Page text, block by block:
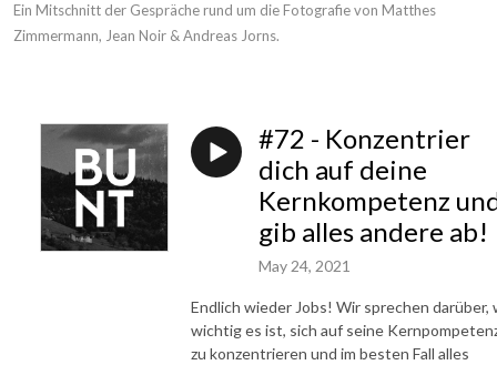
Ein Mitschnitt der Gespräche rund um die Fotografie von Matthes
Zimmermann, Jean Noir & Andreas Jorns.
#72 - Konzentrier
dich auf deine
Kernkompetenz
gib alles andere ab!
May 24, 2021
Endlich wieder Jobs! Wir sprechen darüber,
wichtig es ist, sich auf seine
zu konzentrieren und im besten Fall alles